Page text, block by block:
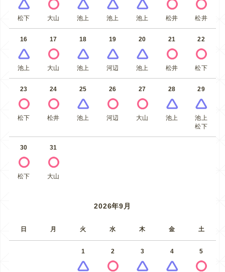
松下 大山 池上 池上 池上 松井 松井
16
池上
17
大山
18
池上
19
河辺
20
池上
21
松井
22
松下
23
松下
24
松井
25
池上
26
河辺
27
大山
28
池上
29
池上
松下
30
松下
31
大山
2026年9月
日 月 火 水 木 金 土
1 2 3 4 5